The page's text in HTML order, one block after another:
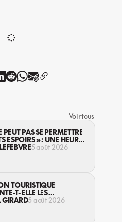
Voir tous
PAS SE PERMETTRE
ESPOIRS » : UNE HEURE
LEWIS
5 août 2026
TOURISTIQUE
T-ELLE LES
CONTRE LES
GIRARD5 août 2026